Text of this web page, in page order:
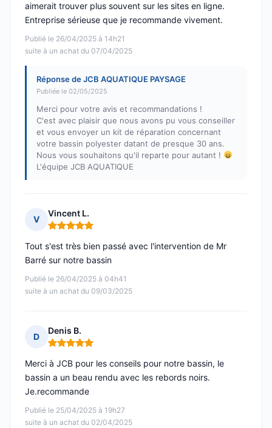
Publié le 26/04/2025 à 14h21
suite à un achat du 07/04/2025
aimerait trouver plus souvent sur les sites en ligne.
Entreprise sérieuse que je recommande vivement.
Réponse de JCB AQUATIQUE PAYSAGE
Publiée le 02/05/2025
Merci pour votre avis et recommandations !
C'est avec plaisir que nous avons pu vous conseiller
et vous envoyer un kit de réparation concernant
votre bassin polyester datant de presque 30 ans.
Nous vous souhaitons qu'il reparte pour autant !
L'équipe JCB AQUATIQUE
V
Vincent L.
Note : 5 sur 5
Publié le 26/04/2025 à 04h41
suite à un achat du 09/03/2025
Tout s'est très bien passé avec l'intervention de Mr
Barré sur notre bassin
D
Denis B.
Note : 5 sur 5
Publié le 25/04/2025 à 19h27
suite à un achat du 02/04/2025
Merci à JCB pour les conseils pour notre bassin, le
bassin a un beau rendu avec les rebords noirs.
Je.recommande